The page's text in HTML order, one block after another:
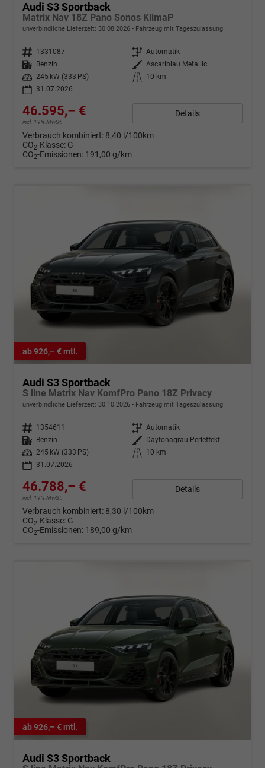
Audi S3 Sportback
Matrix Nav 18Z Pano Sonos KlimaP
unverbindliche Lieferzeit: 30.08.2026 Fahrzeug mit Tageszulassung
Fahrzeugnr. 1331087 Getriebe Automatik
Kraftstoff
Benzin Außenfarbe Ascariblau Metallic
Leistung
245 kW (333 PS) Kilometerstand
10 km
31.07.2026
46.595,– €
incl. 19% MwSt.
Details
Verbrauch kombiniert: 8,40 l/100km
CO2-Klasse: G
CO2-Emissionen: 191,00 g/km
ab 926,– € mtl.
Audi S3 Sportback
S line Matrix Nav KomfPro Pano 18Z Privacy
unverbindliche Lieferzeit: 30.10.2026 Fahrzeug mit Tageszulassung
Fahrzeugnr. 1354611 Getriebe Automatik
Kraftstoff
Benzin Außenfarbe
Daytonagrau Perleffekt
Leistung
245 kW (333 PS) Kilometerstand
10 km
31.07.2026
46.788,– €
incl. 19% MwSt.
Details
Verbrauch kombiniert: 8,30 l/100km
CO2-Klasse: G
CO2-Emissionen: 189,00 g/km
ab 926,– € mtl.
Audi S3 Sportback